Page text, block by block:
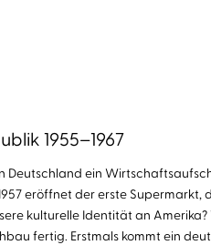
1955–1967
ein
eröffnet der erste
kulturelle Identität an
fertig. Erstmals kommt ein